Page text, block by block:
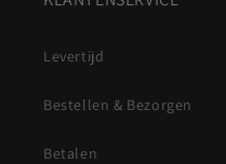
Levertijd
Bestellen & Bezorgen
Betalen